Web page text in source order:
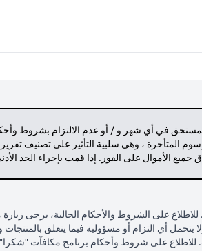
في أي شهر و / أو عدم الالتزام بشروط
المتأخرة ، وهي سلبية التأثير على تصنيف
جميع الأموال على الفور. إذا قمت بإجراء
على الشروط والأحكام الحالية، يرجى زيارة
يتحمل أي التزام أو مسؤولية فيما يتعلق
على شروط وأحكام برنامج مكافآت "شكرا"